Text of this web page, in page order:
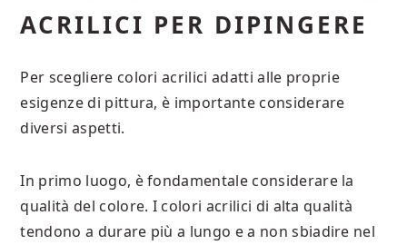
ACRILICI PER DIPINGERE
Per scegliere colori acrilici adatti alle proprie
esigenze di pittura, è importante considerare
diversi aspetti.
In primo luogo, è fondamentale considerare la
qualità del colore. I colori acrilici di alta qualità
tendono a durare più a lungo e a non sbiadire nel